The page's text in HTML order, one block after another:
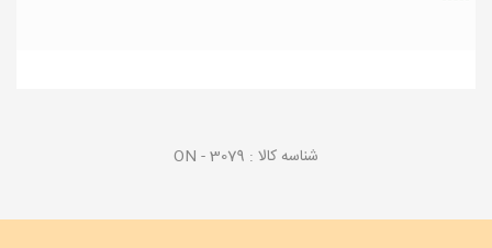
شناسه کالا : ON - 3079